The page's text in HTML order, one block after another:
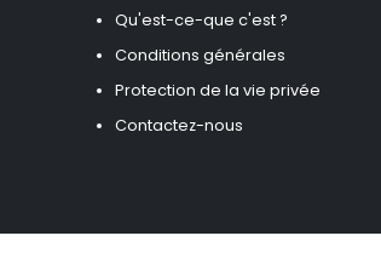
Qu'est-ce-que c'est ?
Conditions générales
Protection de la vie privée
Contactez-nous